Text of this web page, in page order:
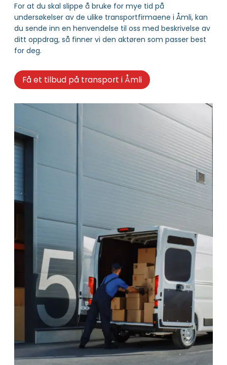
For at du skal slippe å bruke for mye tid på
undersøkelser av de ulike transportfirmaene i Åmli, kan
du sende inn en henvendelse til oss med beskrivelse av
ditt oppdrag, så finner vi den aktøren som passer best
for deg.
Få et tilbud på transport i Åmli